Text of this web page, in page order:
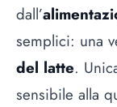
dall’
semplici: una
del latte.
sensibile alla